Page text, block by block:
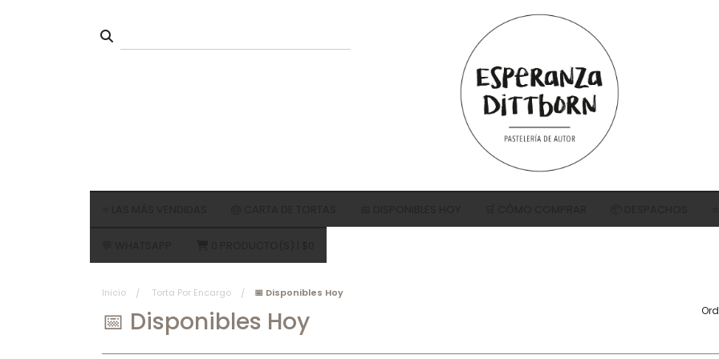
BIZCOCHO TORTAS DE CHOCOLATE
TORTA AMAPOLAS
Inicio Torta Por Encargo 📅 Disponibles Hoy
📅 Disponibles Hoy